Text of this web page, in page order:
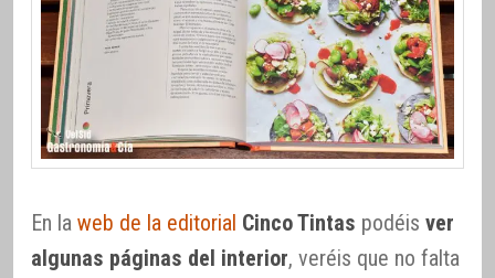
En la web de la editorial Cinco Tintas podéis ver
algunas páginas del interior, veréis que no falta